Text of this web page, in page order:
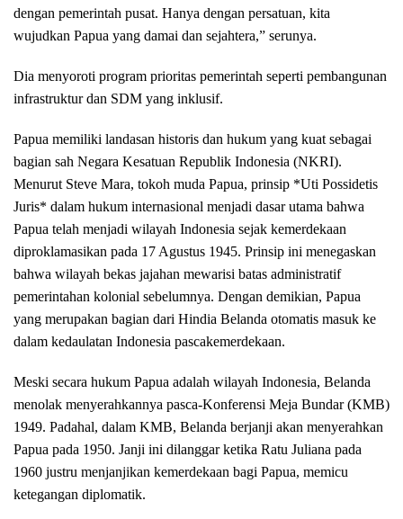
dengan pemerintah pusat. Hanya dengan persatuan, kita
wujudkan Papua yang damai dan sejahtera,” serunya.
Dia menyoroti program prioritas pemerintah seperti pembangunan
infrastruktur dan SDM yang inklusif.
Papua memiliki landasan historis dan hukum yang kuat sebagai
bagian sah Negara Kesatuan Republik Indonesia (NKRI).
Menurut Steve Mara, tokoh muda Papua, prinsip *Uti Possidetis
Juris* dalam hukum internasional menjadi dasar utama bahwa
Papua telah menjadi wilayah Indonesia sejak kemerdekaan
diproklamasikan pada 17 Agustus 1945. Prinsip ini menegaskan
bahwa wilayah bekas jajahan mewarisi batas administratif
pemerintahan kolonial sebelumnya. Dengan demikian, Papua
yang merupakan bagian dari Hindia Belanda otomatis masuk ke
dalam kedaulatan Indonesia pascakemerdekaan.
Meski secara hukum Papua adalah wilayah Indonesia, Belanda
menolak menyerahkannya pasca-Konferensi Meja Bundar (KMB)
1949. Padahal, dalam KMB, Belanda berjanji akan menyerahkan
Papua pada 1950. Janji ini dilanggar ketika Ratu Juliana pada
1960 justru menjanjikan kemerdekaan bagi Papua, memicu
ketegangan diplomatik.